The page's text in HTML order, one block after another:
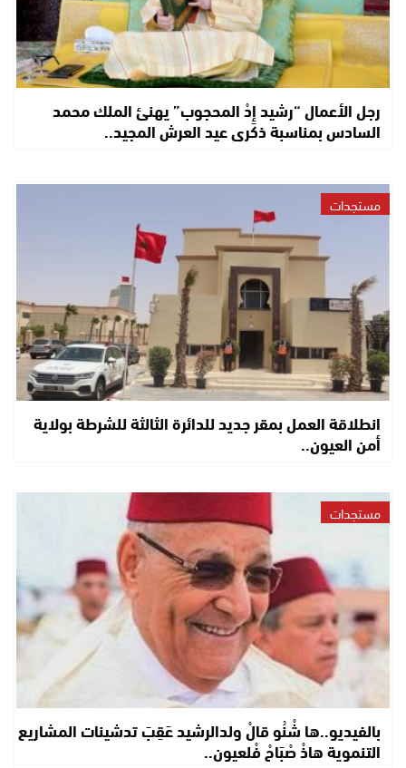
رجل الأعمال “رشيد إِدْ المحجوب” يهنئ الملك محمد
السادس بمناسبة ذكرى عيد العرش المجيد..
مستجدات
انطلاقة العمل بمقر جديد للدائرة الثالثة للشرطة بولاية
أمن العيون..
مستجدات
بالفيديو..ها شْنُو قالْ ولدالرشيد عَقِبَ تدشينات المشاريع
التنموية هاذْ صْبَاحْ فْلعيون..